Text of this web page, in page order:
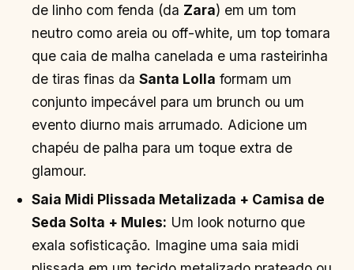
de linho com fenda (da Zara) em um tom
neutro como areia ou off-white, um top tomara
que caia de malha canelada e uma rasteirinha
de tiras finas daSanta Lolla formam um
conjunto impecável para um brunch ou um
evento diurno mais arrumado. Adicione um
chapéu de palha para um toque extra de
glamour.
Saia Midi Plissada Metalizada + Camisa de
Seda Solta + Mules: Um look noturno que
exala sofisticação. Imagine uma saia midi